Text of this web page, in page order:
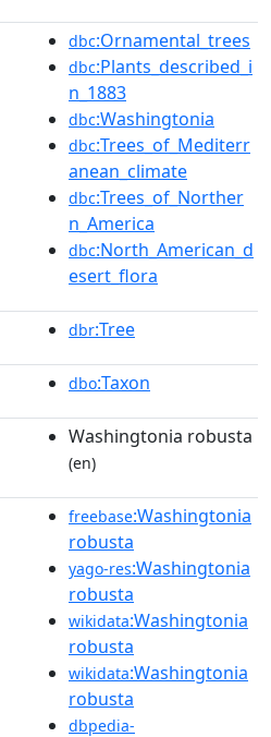
dbc:Ornamental_trees
dbc:Plants_described_i
n_1883
dbc:Washingtonia
dbc:Trees_of_Mediterr
anean_climate
dbc:Trees_of_Norther
n_America
dbc:North_American_d
esert_flora
dbr:Tree
dbo:Taxon
Washingtonia robusta
(en)
freebase:Washingtonia
robusta
yago-res:Washingtonia
robusta
wikidata:Washingtonia
robusta
wikidata:Washingtonia
robusta
dbpedia-